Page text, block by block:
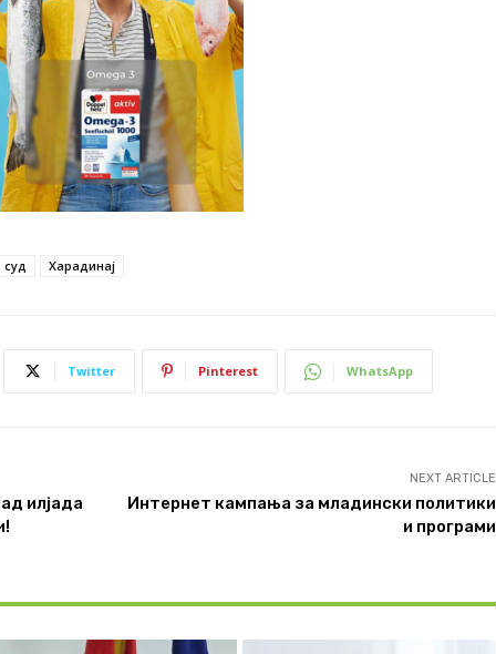
суд Харадинај
Twitter Pinterest WhatsApp
илјада
NEXT ARTICLE
Интернет кампања за младински политики
и програми